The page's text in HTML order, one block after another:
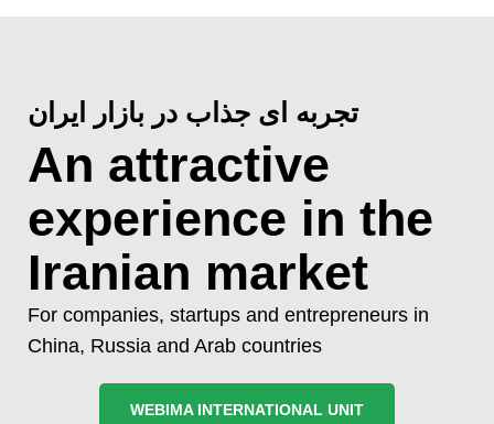
تجربه ای جذاب در بازار ایران
An attractive
experience in the
Iranian market
For companies, startups and entrepreneurs in
China, Russia and Arab countries
WEBIMA INTERNATIONAL UNIT